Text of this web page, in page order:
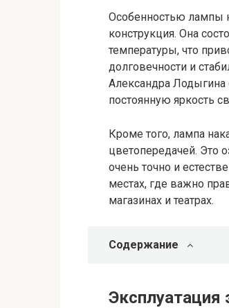
Особенностью лампы
конструкция. Она
температуры, что
долговечности и
Александра
постоянную яркость
Кроме того, лампа
цветопередачей. Это
очень точно и
местах, где важно
магазинах и театрах.
Содержание
Эксплуатация